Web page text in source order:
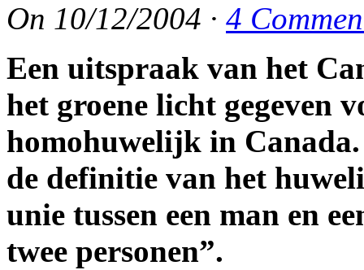
On 10/12/2004 · 4
Een uitspraak van het
het groene licht gegeven
homohuwelijk in Canada.
de definitie van het
unie tussen een man en
twee personen”.